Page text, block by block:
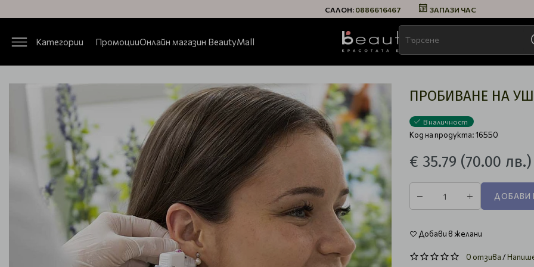
САЛОН: 0886616467 ЗАПАЗИ ЧАС
Категории ПромоцииОнлайн магазин BeautyMall
ПРОБИВАНЕ НА
В наличност
Код на продукта: 16550
€ 35.79 (70.00 лв.)
ДОБАВИ
Добави в желани
0 отзива/